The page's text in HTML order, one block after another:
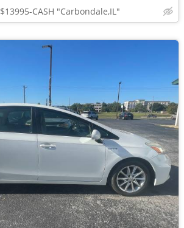
$13995-CASH "Carbondale,IL"